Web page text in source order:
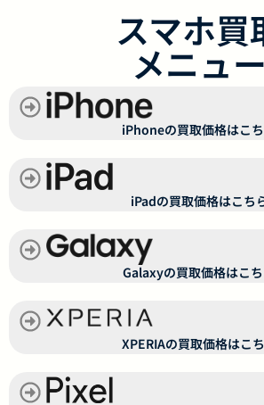
スマホ買
メニュ
iPhoneの買取価格はこ
iPadの買取価格はこち
Galaxyの買取価格はこ
XPERIAの買取価格はこ